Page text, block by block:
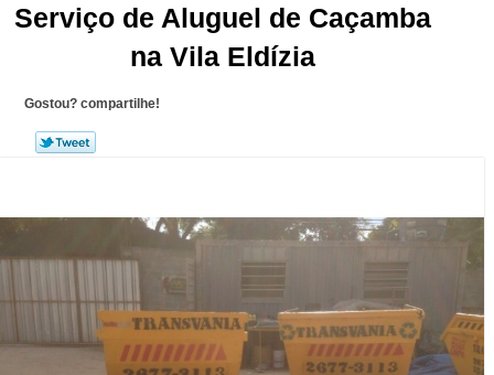
Serviço de Aluguel de Caçamba
na Vila Eldízia
Gostou? compartilhe!